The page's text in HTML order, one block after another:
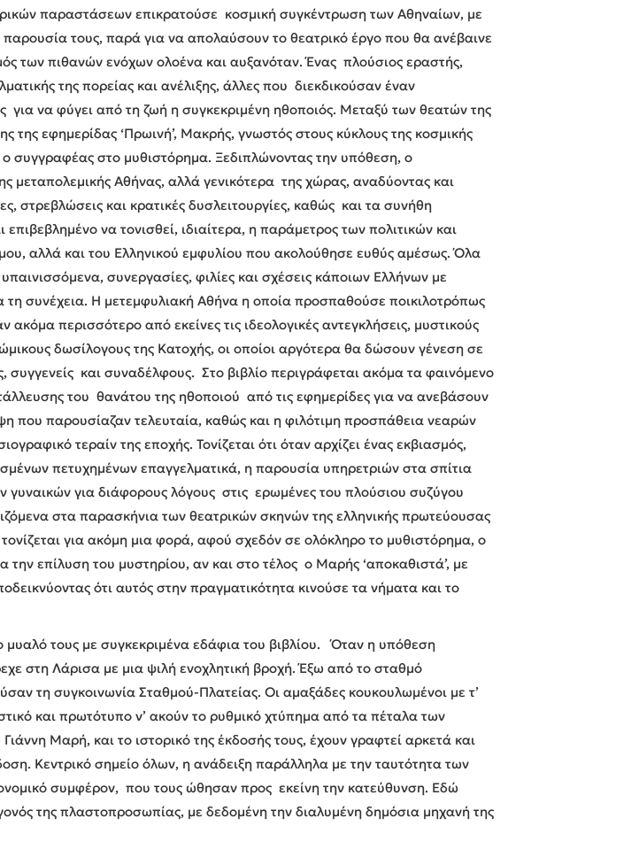
παραστάσεων επικρατούσε κοσμική συγκέντρωση των Αθηναίων, με
τους, παρά για να απολαύσουν το θεατρικό έργο που θα ανέβαινε
των πιθανών ενόχων ολοένα και αυξανόταν. Ένας πλούσιος εραστής,
της πορείας και ανέλιξης, άλλες που διεκδικούσαν έναν
να φύγει από τη ζωή η συγκεκριμένη ηθοποιός. Μεταξύ των θεατών της
εφημερίδας ‘Πρωινή’, Μακρής, γνωστός στους κύκλους της κοσμικής
συγγραφέας στο μυθιστόρημα. Ξεδιπλώνοντας την υπόθεση, ο
Αθήνας, αλλά γενικότερα της χώρας, αναδύοντας και
στρεβλώσεις και κρατικές δυσλειτουργίες, καθώς και τα συνήθη
να τονισθεί, ιδιαίτερα, η παράμετρος των πολιτικών και
αλλά και του Ελληνικού εμφυλίου που ακολούθησε ευθύς αμέσως. Όλα
συνεργασίες, φιλίες και σχέσεις κάποιων Ελλήνων με
τη συνέχεια. Η μετεμφυλιακή Αθήνα η οποία προσπαθούσε ποικιλοτρόπως
περισσότερο από εκείνες τις ιδεολογικές αντεγκλήσεις, μυστικούς
δωσίλογους της Κατοχής, οι οποίοι αργότερα θα δώσουν γένεση σε
και συναδέλφους. Στο βιβλίο περιγράφεται ακόμα τα φαινόμενο
του θανάτου της ηθοποιού από τις εφημερίδες για να ανεβάσουν
που παρουσίαζαν τελευταία, καθώς και η φιλότιμη προσπάθεια νεαρών
τεραίν της εποχής. Τονίζεται ότι όταν αρχίζει ένας εκβιασμός,
πετυχημένων επαγγελματικά, η παρουσία υπηρετριών στα σπίτια
για διάφορους λόγους στις ερωμένες του πλούσιου συζύγου
στα παρασκήνια των θεατρικών σκηνών της ελληνικής πρωτεύουσας
για ακόμη μια φορά, αφού σχεδόν σε ολόκληρο το μυθιστόρημα, ο
επίλυση του μυστηρίου, αν και στο τέλος ο Μαρής ‘αποκαθιστά’, με
ότι αυτός στην πραγματικότητα κινούσε τα νήματα και το
τους με συγκεκριμένα εδάφια του βιβλίου. Όταν η υπόθεση
στη Λάρισα με μια ψιλή ενοχλητική βροχή. Έξω από το σταθμό
τη συγκοινωνία Σταθμού-Πλατείας. Οι αμαξάδες κουκουλωμένοι με τ’
και πρωτότυπο ν’ ακούν το ρυθμικό χτύπημα από τα πέταλα των
Μαρή, και το ιστορικό της έκδοσής τους, έχουν γραφτεί αρκετά και
Κεντρικό σημείο όλων, η ανάδειξη παράλληλα με την ταυτότητα των
συμφέρον, που τους ώθησαν προς εκείνη την κατεύθυνση. Εδώ
της πλαστοπροσωπίας, με δεδομένη την διαλυμένη δημόσια μηχανή της